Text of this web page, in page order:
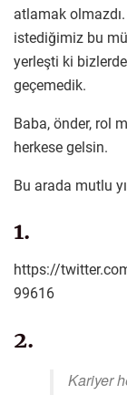
atlamak olmazdı.
istediğimiz bu
yerleşti ki bizlerde
geçemedik.
Baba, önder, rol
herkese gelsin.
Bu arada mutlu
1.
https://
99616
2.
Kariyer